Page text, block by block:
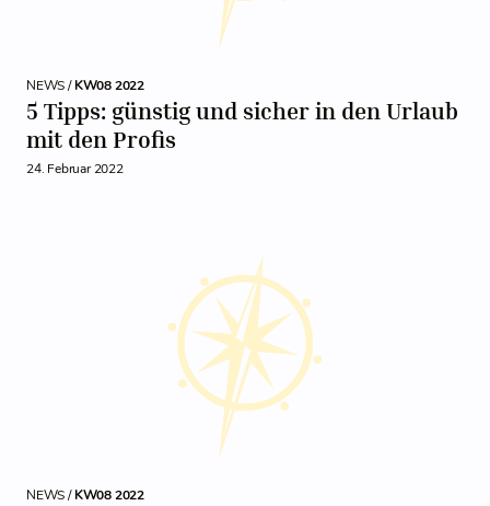
NEWS /KW08 2022
5 Tipps: günstig und sicher in den Urlaub
mit den Profis
24. Februar 2022
NEWS /KW08 2022